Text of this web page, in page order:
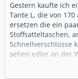
Gestern kaufte ich
Tante L, die von
ersetzen die ein
Stoffsatteltaschen,
Schnellverschlüsse
sehen edler an der